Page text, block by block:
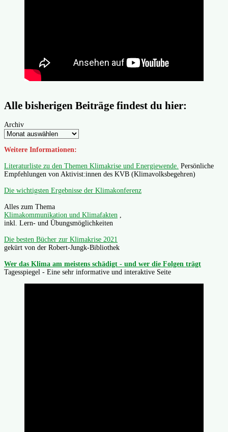
Alle bisherigen Beiträge findest du hier:
Archiv
Weitere Informationen:
Literaturliste zu den Themen Klimakrise und Energiewende. Persönliche
Empfehlungen von Aktivist:innen des KVB (Klimavolksbegehren)
Die wichtigsten Ergebnisse der Klimakonferenz
Alles zum Thema
Klimakommunikation und Klimafakten ,
inkl. Lern- und Übungsmöglichkeiten
Die besten Bücher zur Klimakrise 2021
gekürt von der Robert-Jungk-Bibliothek
Wer das Klima am meistens schädigt - und wer die Folgen trägt
Tagesspiegel - Eine sehr informative und interaktive Seite